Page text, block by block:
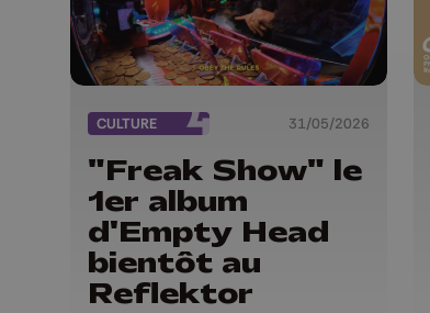
CULTURE 31/05/2026
"Freak Show" le
1er album
d'Empty Head
bientôt au
Reflektor